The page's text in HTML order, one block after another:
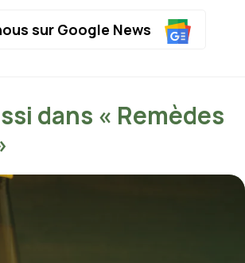
sur Google News
dans « Remèdes